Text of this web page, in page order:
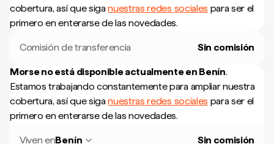
cobertura, así que siganuestras redes sociales para ser el
primero en enterarse de las novedades.
Comisión de transferencia Sin comisión
Morse no está disponible actualmente en Benín.
Estamos trabajando constantemente para ampliar nuestra
cobertura, así que siganuestras redes sociales para ser el
primero en enterarse de las novedades.
Viven enBenín Sin comisión